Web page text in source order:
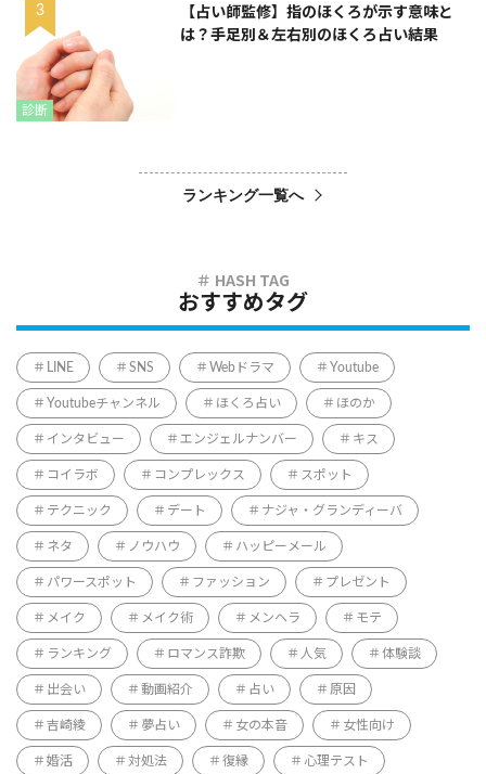
診断
【占い師監修】指のほくろが示す意味と
は？手足別＆左右別のほくろ占い結果
ランキング一覧へ
おすすめタグ
LINE SNS Webドラマ Youtube
Youtubeチャンネル ほくろ占い ほのか
インタビュー エンジェルナンバー キス
コイラボ コンプレックス スポット
テクニック デート ナジャ・グランディーバ
ネタ ノウハウ ハッピーメール
パワースポット ファッション プレゼント
メイク メイク術 メンヘラ モテ
ランキング ロマンス詐欺 人気 体験談
出会い 動画紹介 占い 原因
吉崎綾 夢占い 女の本音 女性向け
婚活 対処法 復縁 心理テスト